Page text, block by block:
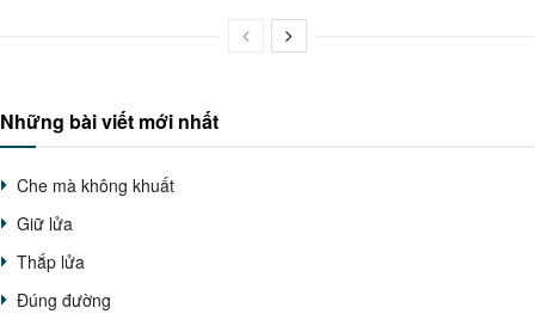
Những bài viết mới nhất
Che mà không khuất
Giữ lửa
Thắp lửa
Đúng đường